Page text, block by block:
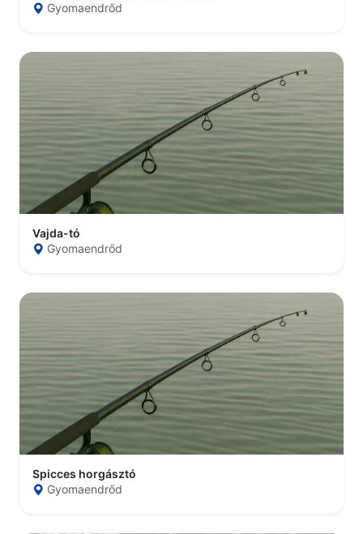
Gyomaendrőd
Vajda-tó
Gyomaendrőd
Spicces horgásztó
Gyomaendrőd